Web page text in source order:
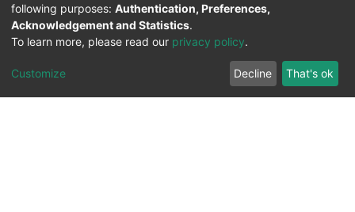
following purposes: Authentication, Preferences,
Acknowledgement and Statistics.
To learn more, please read our privacy policy.
Customize Decline That's ok